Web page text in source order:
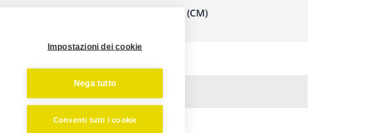
B - LARGHEZZA (CM)
51
Impostazioni dei cookie
Nega tutto
Consenti tutti i cookie